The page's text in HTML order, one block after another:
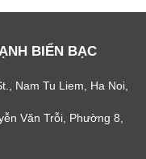
BIỂN BẠC
Nam Tu Liem, Ha Noi,
Văn Trỗi, Phường 8,